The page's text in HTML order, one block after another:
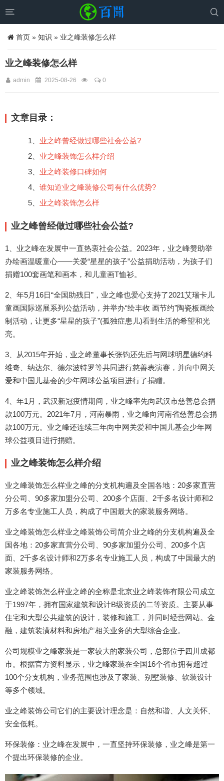
 
首页 » 知识 » 业之峰装修怎么样
业之峰装修怎么样
admin 2025-08-26 0
文章目录：
1、 业之峰曾经做过哪些社会公益?
2、 业之峰装饰怎么样介绍
3、 业之峰装修口碑如何
4、 谁知道业之峰装修公司有什么优势?
5、 业之峰装饰怎么样
业之峰曾经做过哪些社会公益?
1、业之峰在发展中一直热衷社会公益。2023年，业之峰赞助举
办绘画温暖童心——关爱“星星的孩子”公益捐助活动，为孩子们
捐赠100套画笔和画本，和儿童画T恤衫。
2、年5月16日“全国助残日”，业之峰也爱心支持了2021艾瑞卡儿
童画国际巡展系列公益活动，并举办“绘丰收 画节约”陶瓷板画绘
制活动，让更多“星星的孩子”(孤独症患儿)看到生活的希望和光
亮。
3、从2015年开始，业之峰董事长张钧还先后与网球明星德约科
维奇、纳达尔、德尔波特罗等共同进行慈善表演赛，并向中网关
爱和中国儿基会的少年网球公益项目进行了捐赠。
4、年1月，武汉新冠疫情期间，业之峰率先向武汉市慈善总会捐
款100万元。2021年7月，河南暴雨，业之峰向河南省慈善总会捐
款100万元。业之峰还连续三年向中网关爱和中国儿基会少年网
球公益项目进行捐赠。
业之峰装饰怎么样介绍
业之峰装饰怎么样业之峰的分支机构遍及全国各地：20多家直营
分公司、90多家加盟分公司、200多个店面、2千多名设计师和2
万多名专业施工人员，构成了中国最大的家装服务网络。
业之峰装饰怎么样业之峰装饰公司简介业之峰的分支机构遍及全
国各地：20多家直营分公司、90多家加盟分公司、200多个店
面、2千多名设计师和2万多名专业施工人员，构成了中国最大的
家装服务网络。
业之峰装饰怎么样业之峰的全称是北京业之峰装饰有限公司成立
于1997年，拥有国家建筑和设计B级资质的二等资质。主要从事
住宅和大型公共建筑的设计，装修和施工，并同时经营网站。金
融，建筑装潢材料和房地产相关业务的大型综合企业。
公司规模业之峰家装是一家较大的家装公司，总部位于四川成都
市。根据官方资料显示，业之峰家装在全国16个省市拥有超过
100个分支机构，业务范围也涉及了家装、别墅装修、软装设计
等多个领域。
业之峰装饰公司它们的主要设计理念是：自然和谐、人文关怀、
安全低耗。
环保装修：业之峰在发展中，一直坚持环保装修，业之峰是第一
个提出环保装修的企业。